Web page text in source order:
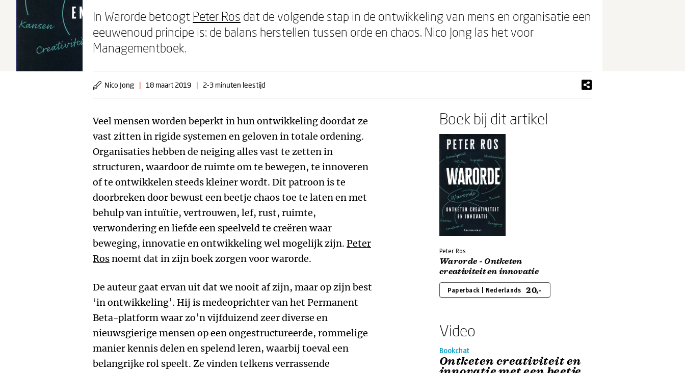
In Warorde betoogt Peter Ros dat de volgende stap in de ontwikkeling van mens en organisatie een
eeuwenoud principe is: de balans herstellen tussen orde en chaos. Nico Jong las het voor
Managementboek.
Nico Jong | 18 maart 2019 | 2-3 minuten leestijd
Veel mensen worden beperkt in hun ontwikkeling doordat ze
vast zitten in rigide systemen en geloven in totale ordening.
Organisaties hebben de neiging alles vast te zetten in
structuren, waardoor de ruimte om te bewegen, te innoveren
of te ontwikkelen steeds kleiner wordt. Dit patroon is te
doorbreken door bewust een beetje chaos toe te laten en met
behulp van intuïtie, vertrouwen, lef, rust, ruimte,
verwondering en liefde een speelveld te creëren waar
beweging, innovatie en ontwikkeling wel mogelijk zijn. Peter
Rosnoemt dat in zijn boek zorgen voor warorde.
De auteur gaat ervan uit dat we nooit af zijn, maar op zijn best
‘in ontwikkeling’. Hij is medeoprichter van het Permanent
Beta-platform waar zo’n vijfduizend zeer diverse en
nieuwsgierige mensen op een ongestructureerde, rommelige
manier kennis delen en spelend leren, waarbij toeval een
belangrijke rol speelt. Ze vinden telkens verrassende
Boek bij dit artikel
Peter Ros
Warorde - Ontketen
creativiteit en innovatie
Paperback | Nederlands 20,-
Video
Bookchat
Ontketen creativiteit en